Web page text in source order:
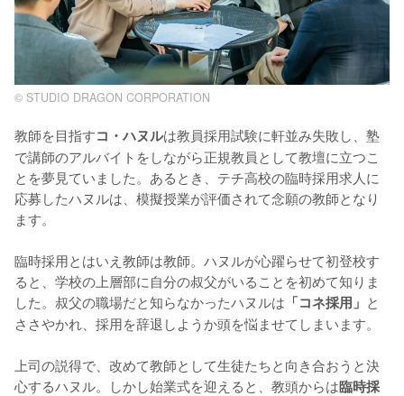
© STUDIO DRAGON CORPORATION
教師を目指すコ・ハヌルは教員採用試験に軒並み失敗し、塾
で講師のアルバイトをしながら正規教員として教壇に立つこ
とを夢見ていました。あるとき、テチ高校の臨時採用求人に
応募したハヌルは、模擬授業が評価されて念願の教師となり
ます。
臨時採用とはいえ教師は教師。ハヌルが心躍らせて初登校す
ると、学校の上層部に自分の叔父がいることを初めて知りま
した。叔父の職場だと知らなかったハヌルは 「コネ採用」 と
ささやかれ、採用を辞退しようか頭を悩ませてしまいます。
上司の説得で、改めて教師として生徒たちと向き合おうと決
心するハヌル。しかし始業式を迎えると、教頭からは臨時採